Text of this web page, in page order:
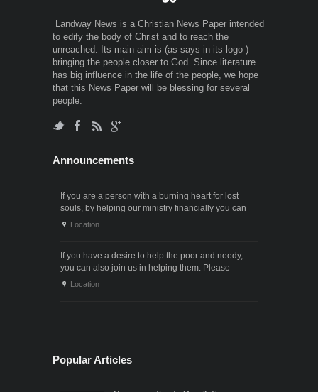
Landway News is a Christian News Paper intended
to edify the body of Christ and to reach the
unreached. Its main aim is (as says in its logo )
bringing the people closer to God. Since literature
has big influence in the life of the people, we hope
that this News Paper will be blessing for several
people.
Announcements
If you are a person with a burning heart for lost
souls, by helping our ministry financially you can
also participate in the ministry of winning souls for
Location
If you have a desire to help the poor and needy,
you can also join us in helping them. Please
contact us through the following phone numbers.x .
Location
Popular Articles